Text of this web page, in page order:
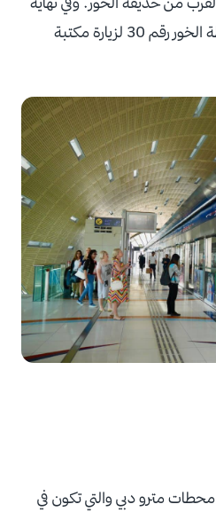
الخط يمكنك النزول في محطة الخور رقم 30 لزيارة مكتبة
مترو دبي والتي تكون في